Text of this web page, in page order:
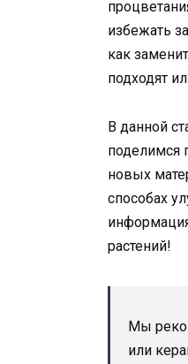
избежать
как
подходят
В данной
поделимся
новых
способах
растений!
Мы
или